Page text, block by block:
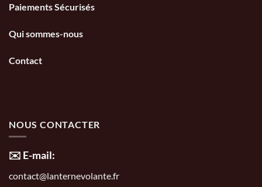
Paiements Sécurisés
Qui sommes-nous
Contact
NOUS CONTACTER
✉️ E-mail:
contact@lanternevolante.fr